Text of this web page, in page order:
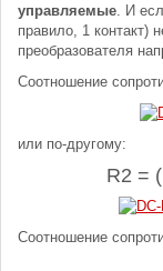
управляемые . И
правило, 1 контакт)
преобразователя
Соотношение
или по-другому:
R2 =
Соотношение